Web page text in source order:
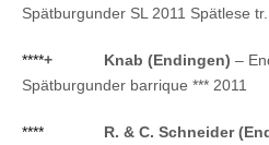
Spätburgunder SL 2011 Spätlese tr.
****+ Knab (Endingen) –
Spätburgunder barrique *** 2011
**** R. & C. Schneider